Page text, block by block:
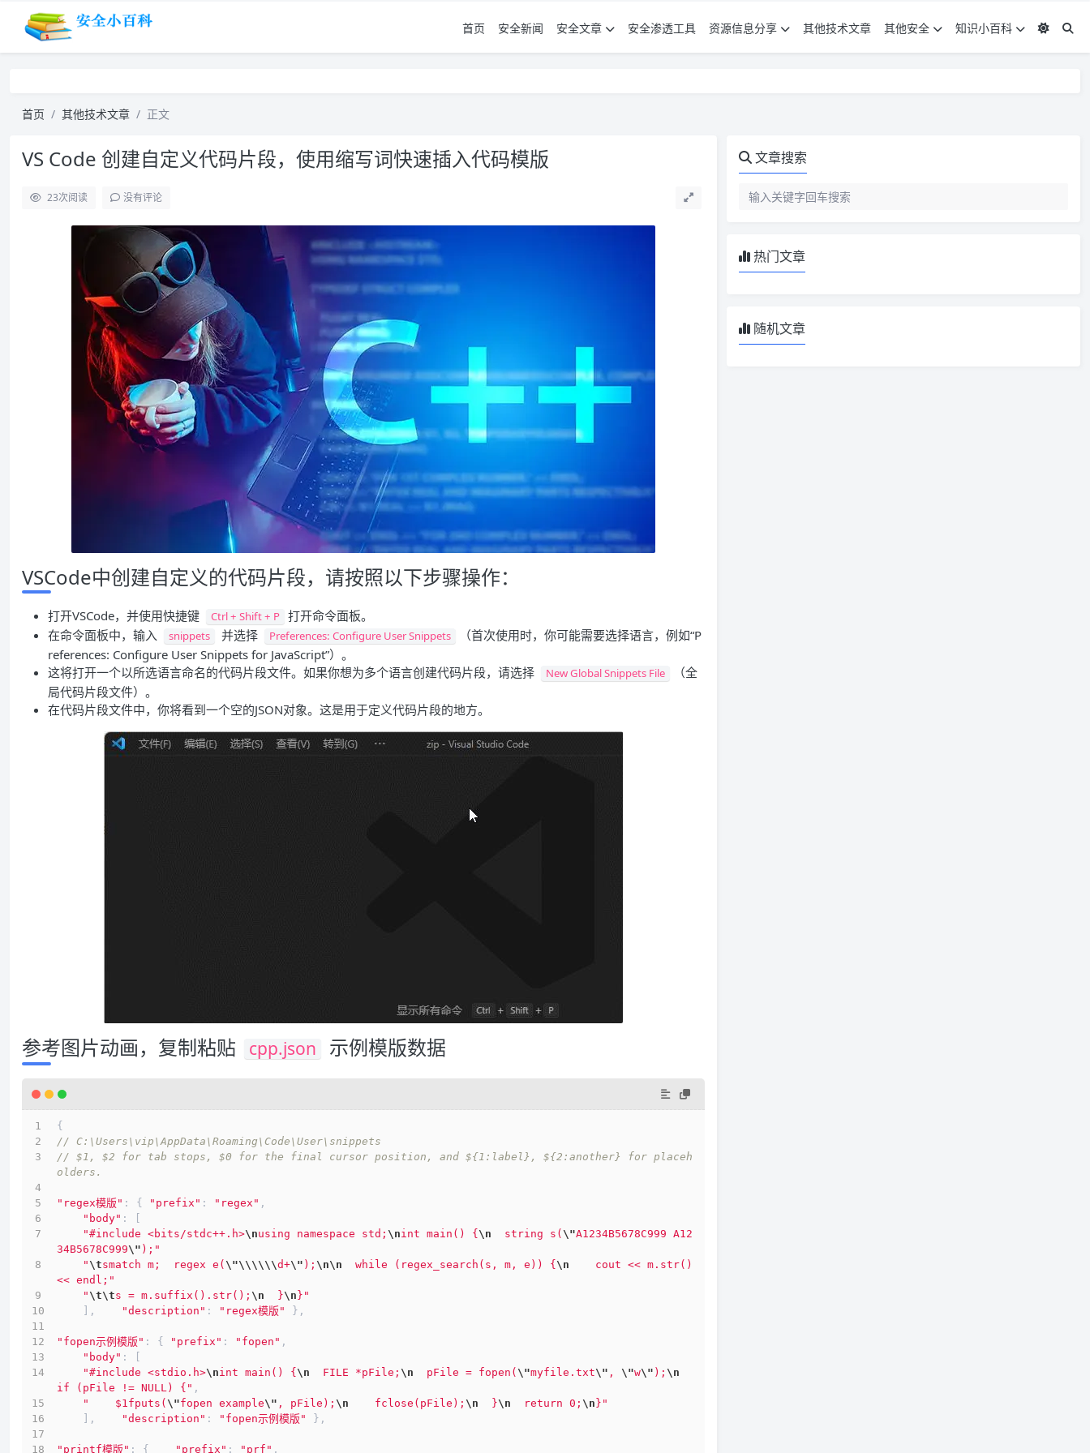
首页 安全新闻 安全文章 安全渗透工具 资源信息分享 其他技术文章 其他安全 知识小百科
首页 其他技术文章 正文
VS Code 创建自定义代码片段，使用缩写词快速插入代码模版
23次阅读 没有评论
VSCode中创建自定义的代码片段，请按照以下步骤操作：
打开VSCode，并使用快捷键 Ctrl + Shift + P 打开命令面板。
在命令面板中，输入
snippets 并选择 Preferences: Configure User Snippets
（首次使用时，你可能需要选择语言，例如“P
references: Configure User Snippets for JavaScript”）。
这将打开一个以所选语言命名的代码片段文件。如果你想为多个语言创建代码片段，请选择
New Global Snippets File
（全
局代码片段文件）。
在代码片段文件中，你将看到一个空的JSON对象。这是用于定义代码片段的地方。
参考图片动画，复制粘贴 cpp.json 示例模版数据
{
// C:\Users\vip\AppData\Roaming\Code\User\snippets
// $1, $2 for tab stops, $0 for the final cursor position, and ${1:label}, ${2:another} for placeh
olders.
"regex模版" : { "prefix" : "regex" ,
"body" : [
"#include <bits/stdc++.h>\nusing namespace std; \nint main() { \n
  string s(
\"A1234B5678C999 A12
34B5678C999\" );"
" \tsmatch m;  regex e( \"\\ \\ \\d+\" ); \n\n
  while (regex_search(s, m, e)) {
\n
    cout << m.str()
<< endl;"
" \t\ts = m.suffix().str(); \n
  }
\n }"
    ],
"description" : "regex模版" },
"fopen示例模版" : { "prefix" : "fopen" ,
"body" : [
"#include <stdio.h>\nint main() { \n
  FILE *pFile;
\n
  pFile = fopen(
\"myfile.txt\" , \"w\" ); \n
if (pFile != NULL) {" ,
"    $1fputs( \"fopen example\" , pFile); \n
    fclose(pFile);
\n
  }
\n
  return 0;
\n }"
    ],
"description" : "fopen示例模版" },
"printf模版" : { "prefix" : "prf" ,
文章搜索
热门文章
随机文章